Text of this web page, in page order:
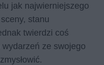
jak najwierniejszego
stanu
twierdzi coś
ze swojego